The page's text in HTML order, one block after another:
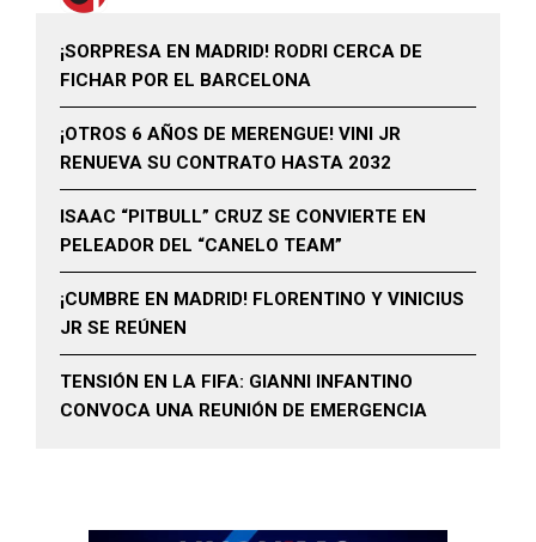
¡SORPRESA EN MADRID! RODRI CERCA DE
FICHAR POR EL BARCELONA
¡OTROS 6 AÑOS DE MERENGUE! VINI JR
RENUEVA SU CONTRATO HASTA 2032
ISAAC “PITBULL” CRUZ SE CONVIERTE EN
PELEADOR DEL “CANELO TEAM”
¡CUMBRE EN MADRID! FLORENTINO Y VINICIUS
JR SE REÚNEN
TENSIÓN EN LA FIFA: GIANNI INFANTINO
CONVOCA UNA REUNIÓN DE EMERGENCIA